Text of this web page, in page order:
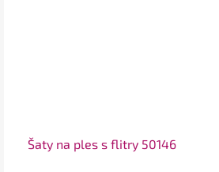
Šaty na ples s flitry 50146